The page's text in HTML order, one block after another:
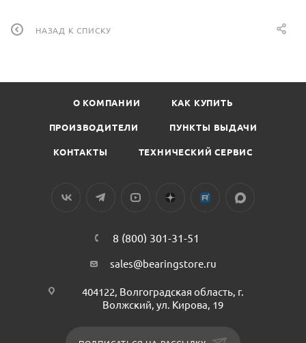
НАЗАД К СПИСКУ
О КОМПАНИИ КАК КУПИТЬ
ПРОИЗВОДИТЕЛИ ПУНКТЫ ВЫДАЧИ
КОНТАКТЫ ТЕХНИЧЕСКИЙ СЕРВИС
8 (800) 301-31-51
sales@bearingstore.ru
404122, Волгоградская область, г.
Волжский, ул. Кирова, 19